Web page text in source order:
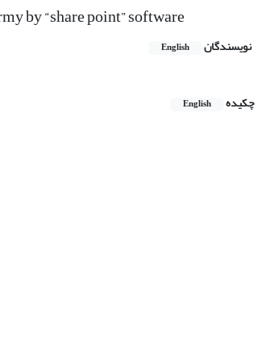
by “share point” software
نویسندگان English
چکیده English